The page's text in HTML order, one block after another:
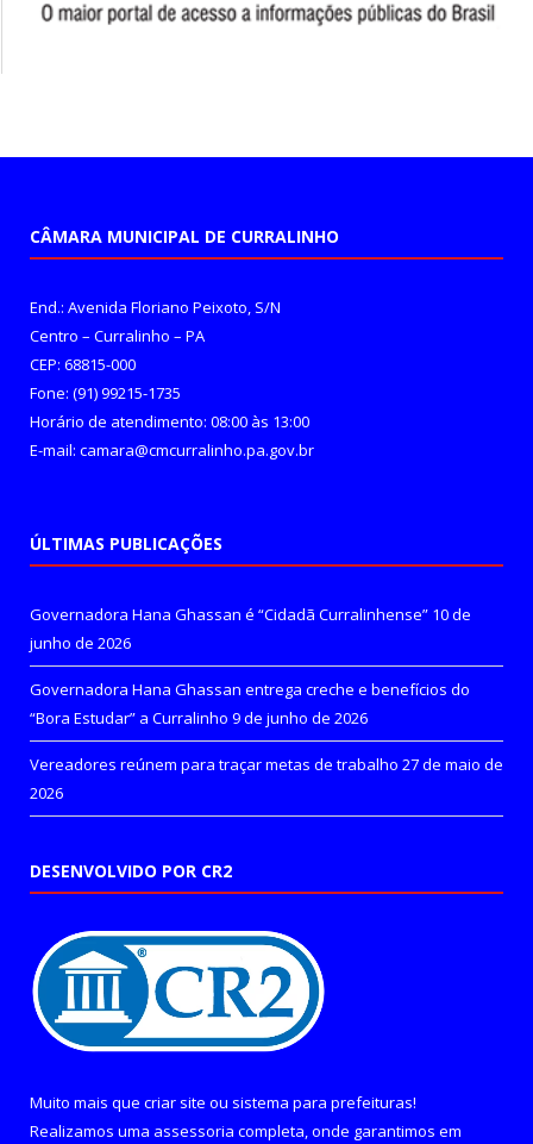
CÂMARA MUNICIPAL DE CURRALINHO
End.: Avenida Floriano Peixoto, S/N
Centro – Curralinho – PA
CEP: 68815-000
Fone: (91) 99215-1735
Horário de atendimento: 08:00 às 13:00
E-mail: camara@cmcurralinho.pa.gov.br
ÚLTIMAS PUBLICAÇÕES
Governadora Hana Ghassan é “Cidadã Curralinhense” 10 de
junho de 2026
Governadora Hana Ghassan entrega creche e benefícios do
“Bora Estudar” a Curralinho 9 de junho de 2026
Vereadores reúnem para traçar metas de trabalho 27 de maio de
2026
DESENVOLVIDO POR CR2
Muito mais que criar site ou sistema para prefeituras!
Realizamos uma assessoria completa, onde garantimos em